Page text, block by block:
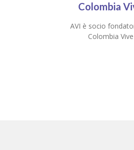
Colombia
AVI è socio
Colombia Vive